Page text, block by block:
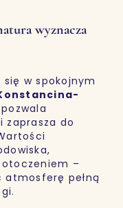
wyznacza
w spokojnym
zaprasza do
–
pełną